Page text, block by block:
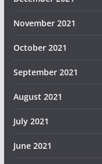
November 2021
October 2021
September 2021
August 2021
July 2021
June 2021